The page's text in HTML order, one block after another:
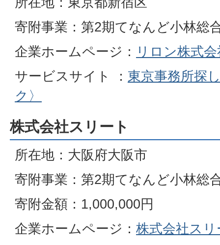
寄附事業：第2期てなんど小林総
企業ホームページ： リロン株式
サービスサイト ： 東京事務所探
ク〉
株式会社スリート
所在地：大阪府大阪市
寄附事業：第2期てなんど小林総
寄附金額：1,000,000円
企業ホームページ： 株式会社ス